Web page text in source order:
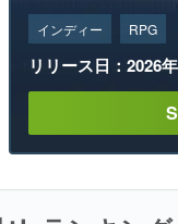
インディー RPG
リリース日：2026